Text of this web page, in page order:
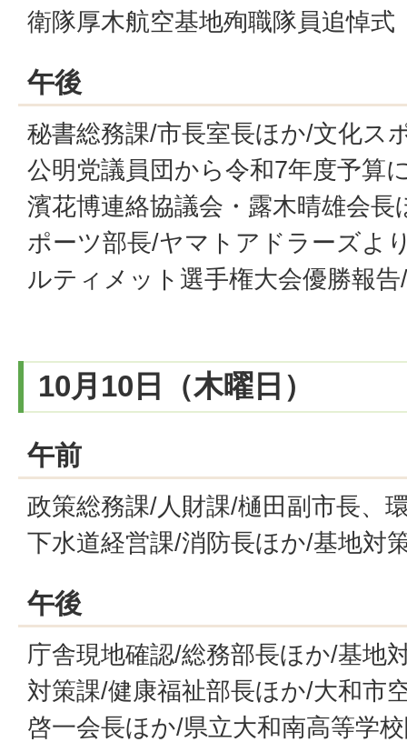
衛隊厚木航空基地殉職隊員追悼式
午後
秘書総務課/市長室長ほか/文化ス
公明党議員団から令和7年度予算
濱花博連絡協議会・露木晴雄会
ポーツ部長/ヤマトアドラーズよ
ルティメット選手権大会優勝報
10月10日（木曜日）
午前
政策総務課/人財課/樋田副市長、
下水道経営課/消防長ほか/基地対
午後
庁舎現地確認/総務部長ほか/基地
対策課/健康福祉部長ほか/大和市
啓一会長ほか/県立大和南高等学